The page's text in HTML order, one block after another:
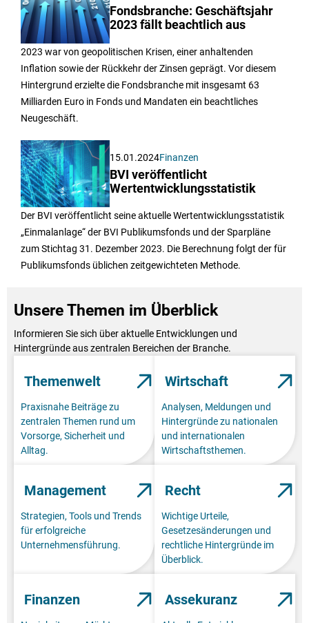
Fondsbranche: Geschäftsjahr
2023 fällt beachtlich aus
2023 war von geopolitischen Krisen, einer anhaltenden
Inflation sowie der Rückkehr der Zinsen geprägt. Vor diesem
Hintergrund erzielte die Fondsbranche mit insgesamt 63
Milliarden Euro in Fonds und Mandaten ein beachtliches
Neugeschäft.
15.01.2024Finanzen
BVI veröffentlicht
Wertentwicklungsstatistik
Der BVI veröffentlicht seine aktuelle Wertentwicklungsstatistik
„Einmalanlage“ der BVI Publikumsfonds und der Sparpläne
zum Stichtag 31. Dezember 2023. Die Berechnung folgt der für
Publikumsfonds üblichen zeitgewichteten Methode.
Unsere Themen im Überblick
Informieren Sie sich über aktuelle Entwicklungen und
Hintergründe aus zentralen Bereichen der Branche.
Themenwelt
Praxisnahe Beiträge zu
zentralen Themen rund um
Vorsorge, Sicherheit und
Alltag.
Wirtschaft
Analysen, Meldungen und
Hintergründe zu nationalen
und internationalen
Wirtschaftsthemen.
Management
Strategien, Tools und Trends
für erfolgreiche
Unternehmensführung.
Recht
Wichtige Urteile,
Gesetzesänderungen und
rechtliche Hintergründe im
Überblick.
Finanzen Assekuranz